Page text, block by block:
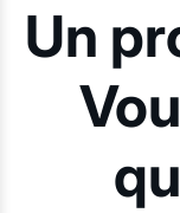
Un